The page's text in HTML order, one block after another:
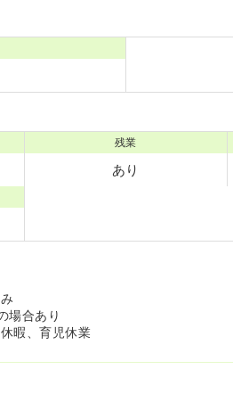
残業
あり
場合あり
暇、育児休業